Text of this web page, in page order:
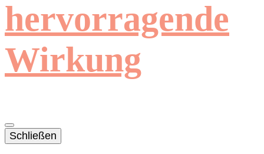
hervorragende
Wirkung
Schließen